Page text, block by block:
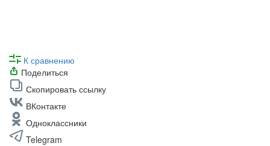
К сравнению
Поделиться
Скопировать ссылку
ВКонтакте
Одноклассники
Telegram